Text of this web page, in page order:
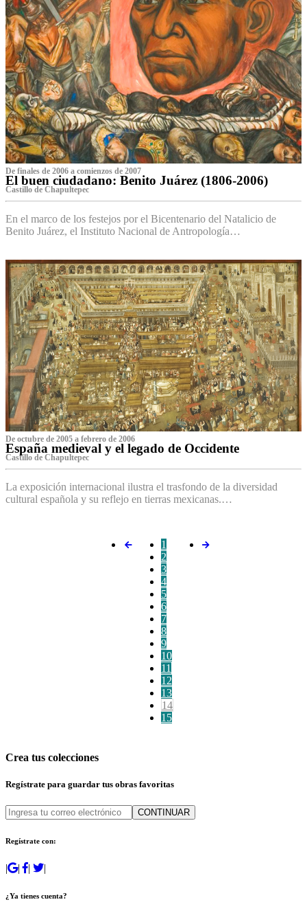
De finales de 2006 a comienzos de 2007
El buen ciudadano: Benito Juárez (1806-2006)
Castillo de Chapultepec
En el marco de los festejos por el Bicentenario del Natalicio de
Benito Juárez, el Instituto Nacional de Antropología…
De octubre de 2005 a febrero de 2006
España medieval y el legado de Occidente
Castillo de Chapultepec
La exposición internacional ilustra el trasfondo de la diversidad
cultural española y su reflejo en tierras mexicanas.…
1
2
3
4
5
6
7
8
9
10
11
12
13
14
15
Crea tus colecciones
Regístrate para guardar tus obras favoritas
CONTINUAR
Regístrate con:
| | | |
¿Ya tienes cuenta?